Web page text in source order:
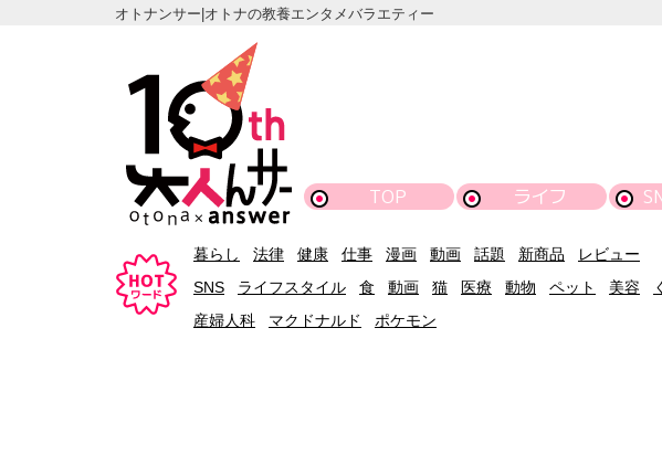
オトナンサー|オトナの教養エンタメバラエティー
TOP ライフ
暮らし 法律 健康 仕事 漫画 動画 話題 新商品
レビュー
SNS
ライフスタイル 食 動画 猫 医療 動物 ペット 美容
産婦人科
マクドナルド ポケモン